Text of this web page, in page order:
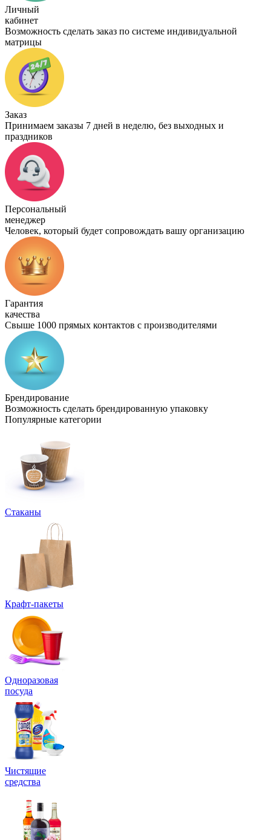
Личный
кабинет
Возможность сделать заказ по системе индивидуальной
матрицы
Заказ
Принимаем заказы 7 дней в неделю, без выходных и
праздников
Персональный
менеджер
Человек, который будет сопровождать вашу организацию
Гарантия
качества
Свыше 1000 прямых контактов с производителями
Брендирование
Возможность сделать брендированную упаковку
Популярные категории
Стаканы
Крафт-пакеты
Одноразовая
посуда
Чистящие
средства